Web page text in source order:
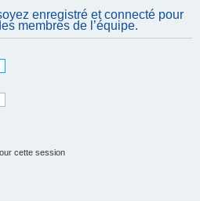
enregistré et connecté pour
membres de l’équipe.
cette session